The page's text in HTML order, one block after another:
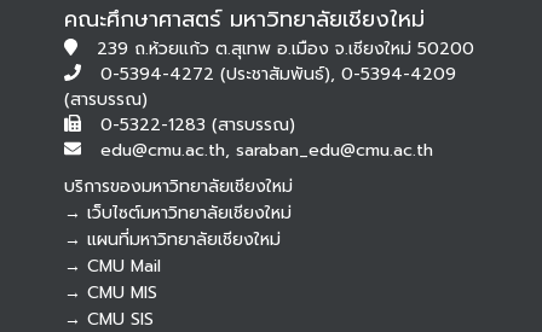
คณะศึกษาศาสตร์ มหาวิทยาลัยเชียงใหม่
239 ถ.ห้วยแก้ว ต.สุเทพ อ.เมือง จ.เชียงใหม่ 50200
0-5394-4272 (ประชาสัมพันธ์), 0-5394-4209
(สารบรรณ)
0-5322-1283 (สารบรรณ)
edu@cmu.ac.th, saraban_edu@cmu.ac.th
บริการของมหาวิทยาลัยเชียงใหม่
→ เว็บไซต์มหาวิทยาลัยเชียงใหม่
→ แผนที่มหาวิทยาลัยเชียงใหม่
→ CMU Mail
→ CMU MIS
→ CMU SIS
Botnoi Assistant
Connecting…